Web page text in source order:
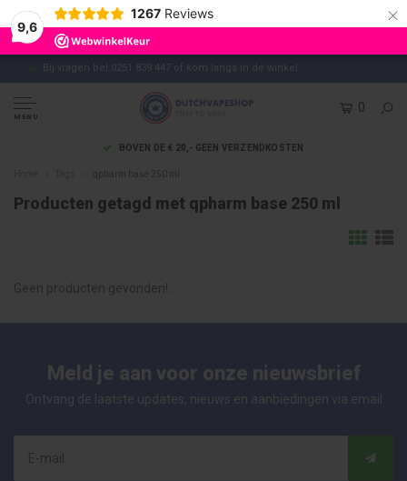
9,6
1267 Reviews ×
Bij vragen bel 0251 839 447 of kom langs in de winkel
MENU
0
BOVEN DE € 20,- GEEN VERZENDKOSTEN
qpharm base 250 ml
Producten getagd met qpharm base 250 ml
Geen producten gevonden!...
Meld je aan voor onze nieuwsbrief
Ontvang de laatste updates, nieuws en aanbiedingen via email